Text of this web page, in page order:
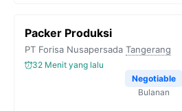
Packer Produksi
PT Forisa Nusapersada Tangerang
32 Menit yang lalu
Negotiable
Bulanan